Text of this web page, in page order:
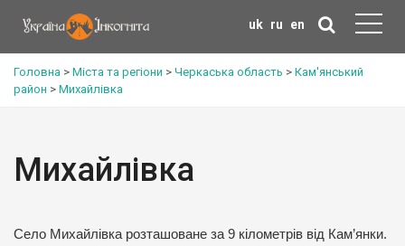
uk ru en
Головна > Міста та регіони > Черкаська область > Кам'янський
район > Михайлівка
Михайлівка
Село Михайлівка розташоване за 9 кілометрів від Кам’янки.